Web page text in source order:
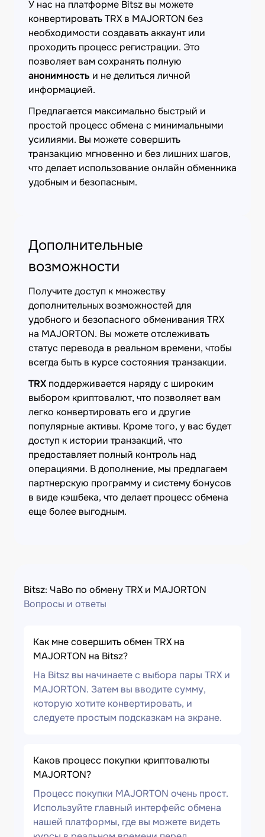
У нас на платформе Bitsz вы можете
конвертировать TRX в MAJORTON без
необходимости создавать аккаунт или
проходить процесс регистрации. Это
позволяет вам сохранять полную
анонимность и не делиться личной
информацией.
Предлагается максимально быстрый и
простой процесс обмена с минимальными
усилиями. Вы можете совершить
транзакцию мгновенно и без лишних шагов,
что делает использование онлайн обменника
удобным и безопасным.
Дополнительные
возможности
Получите доступ к множеству
дополнительных возможностей для
удобного и безопасного обменивания TRX
на MAJORTON. Вы можете отслеживать
статус перевода в реальном времени, чтобы
всегда быть в курсе состояния транзакции.
TRX поддерживается наряду с широким
выбором криптовалют, что позволяет вам
легко конвертировать его и другие
популярные активы. Кроме того, у вас будет
доступ к истории транзакций, что
предоставляет полный контроль над
операциями. В дополнение, мы предлагаем
партнерскую программу и систему бонусов
в виде кэшбека, что делает процесс обмена
еще более выгодным.
Bitsz: ЧаВо по обмену TRX и MAJORTON
Вопросы и ответы
Как мне совершить обмен TRX на
MAJORTON на Bitsz?
На Bitsz вы начинаете с выбора пары TRX и
MAJORTON. Затем вы вводите сумму,
которую хотите конвертировать, и
следуете простым подсказкам на экране.
Каков процесс покупки криптовалюты
MAJORTON?
Процесс покупки MAJORTON очень прост.
Используйте главный интерфейс обмена
нашей платформы, где вы можете видеть